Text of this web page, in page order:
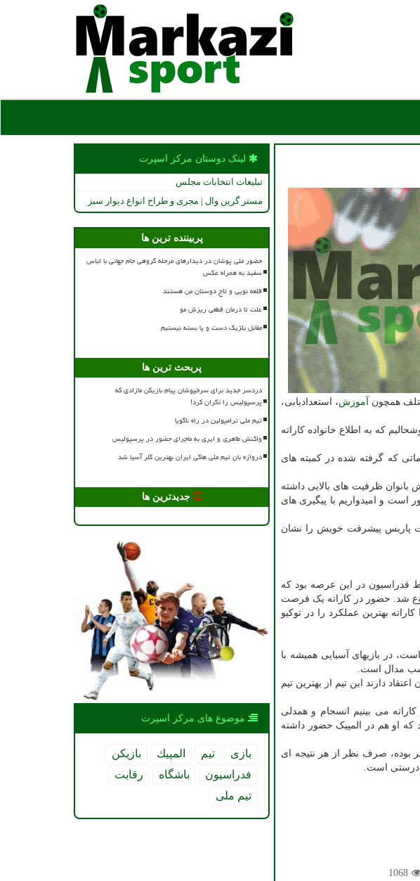
همچون
آموزش، استعدادیابی،
که به اطلاع خانواده کاراته
که گرفته شده در کمیته های
ظرفیت های بالایی داشته
و امیدواریم با پیگیری های
پاریس پیشرفت خویش را نشان
فدراسیون در این عرصه بود که
شد. حضور در کاراته یک فرصت
بهترین عملکرد را در توکیو
در بازیهای آسیایی همیشه با
مدال است.
دارند این تیم از بهترین تیم
می بینیم انسجام و همدلی
که او هم در المپیک حضور داشته
بوده، صرف نظر از هر نتیجه ای
درستی است.
1068
لینک دوستان مركز اسپرت
تبلیغات انتخابات مجلس
مستر گرین وال | مجری و طراح انواع دیوار سبز
پربیننده ترین ها
حضور ملی پوشان در دیدارهای مرحله گروهی جام جهانی با لباس
سفید به همراه عکس
قلعه نویی و تاج دوستان من هستند
علت تا درمان قطعی ریزش مو
مقابل بلژیک دست و پا بسته نیستیم
پربحث ترین ها
دردسر جدید برای سرخپوشان پیام بازیکن مازادی که
پرسپولیس را نگران کرد!
تیم ملی ترامپولین در راه ناگویا
واکنش طاهری و ایری به ماجرای حضور در پرسپولیس
دروازه بان تیم ملی هاکی ایران بهترین گلر آسیا شد
جدیدترین ها
موضوع های مركز اسپرت
بازی تیم المپیك
بازیكن
فدراسیون
باشگاه
رقابت
تیم ملی